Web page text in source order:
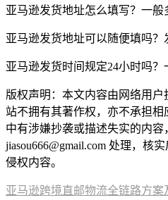
亚马逊发货地址怎么填写？一般
亚马逊发货地址可以随便填吗？
亚马逊发货时间规定24小时吗？
版权声明：本文内容由网络用
站不拥有其著作权，亦不承担
中有涉嫌抄袭或描述失实的内容
jiasou666@gmail.com 处理，核
侵权内容。
亚马逊跨境直邮物流全链路方